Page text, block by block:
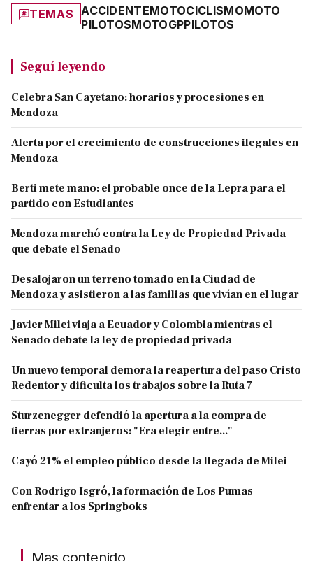
TEMAS ACCIDENTEMOTOCICLISMOMOTO
PILOTOSMOTOGPPILOTOS
Seguí leyendo
Celebra San Cayetano: horarios y procesiones en
Mendoza
Alerta por el crecimiento de construcciones ilegales en
Mendoza
Berti mete mano: el probable once de la Lepra para el
partido con Estudiantes
Mendoza marchó contra la Ley de Propiedad Privada
que debate el Senado
Desalojaron un terreno tomado en la Ciudad de
Mendoza y asistieron a las familias que vivían en el lugar
Javier Milei viaja a Ecuador y Colombia mientras el
Senado debate la ley de propiedad privada
Un nuevo temporal demora la reapertura del paso Cristo
Redentor y dificulta los trabajos sobre la Ruta 7
Sturzenegger defendió la apertura a la compra de
tierras por extranjeros: "Era elegir entre..."
Cayó 21% el empleo público desde la llegada de Milei
Con Rodrigo Isgró, la formación de Los Pumas
enfrentar a los Springboks
Mas contenido